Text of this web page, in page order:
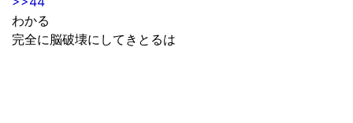
わかる
完全に脳破壊にしてきとるは